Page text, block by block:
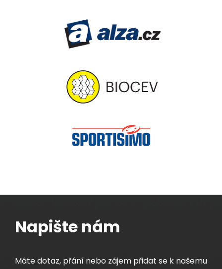
Napište nám
Máte dotaz, přání nebo zájem přidat se k našemu